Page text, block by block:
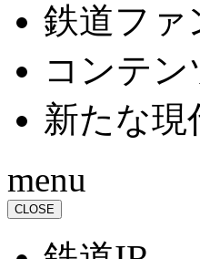
鉄道ファ
コンテン
新たな現
menu
CLOSE